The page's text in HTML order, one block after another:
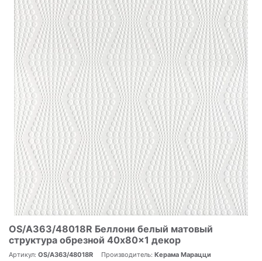
OS/A363/48018R Беллони белый матовый
структура обрезной 40x80x1 декор
Артикул: OS/A363/48018R Производитель: Керама Марацци